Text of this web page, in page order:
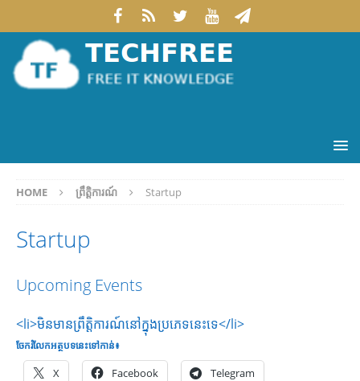
HOME ព្រឹត្តិការណ៍ Startup
Startup
Upcoming Events
<li>មិនមានព្រឹត្តិការណ៍នៅក្នុង​ប្រភេទនេះទេ</li>
ចែករំលែក​អត្ថបទនេះទៅកាន់៖
X Facebook Telegram